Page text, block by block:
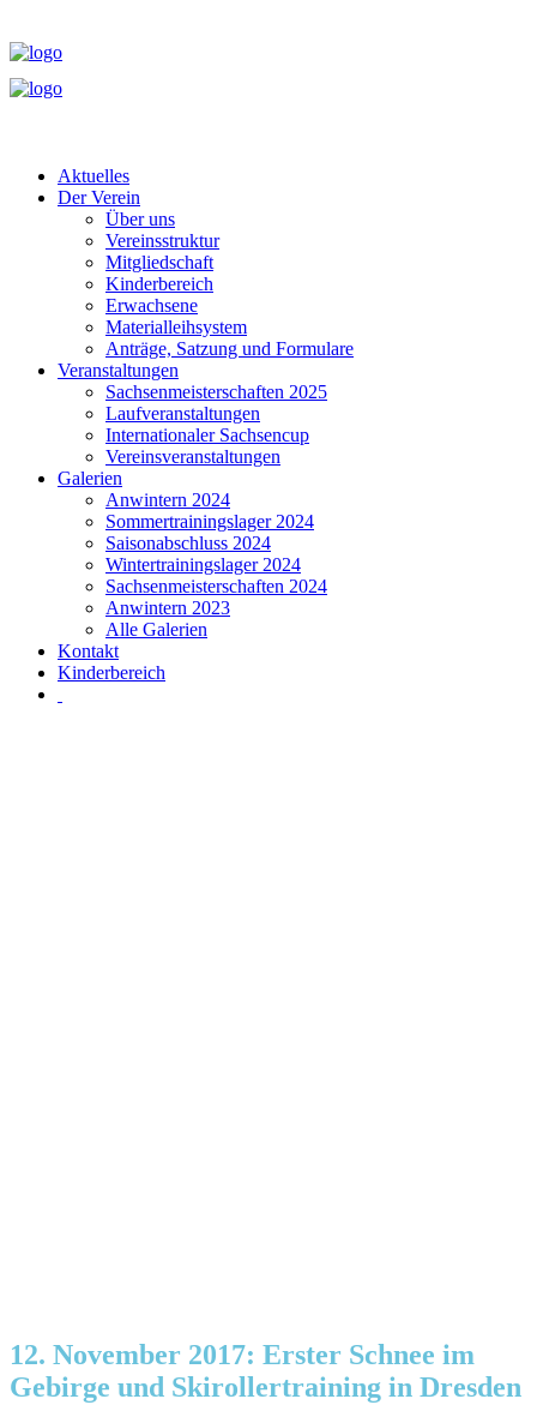
Aktuelles
Der Verein
Über uns
Vereinsstruktur
Mitgliedschaft
Kinderbereich
Erwachsene
Materialleihsystem
Anträge, Satzung und Formulare
Veranstaltungen
Sachsenmeisterschaften 2025
Laufveranstaltungen
Internationaler Sachsencup
Vereinsveranstaltungen
Galerien
Anwintern 2024
Sommertrainingslager 2024
Saisonabschluss 2024
Wintertrainingslager 2024
Sachsenmeisterschaften 2024
Anwintern 2023
Alle Galerien
Kontakt
Kinderbereich
12. November 2017: Erster Schnee im
Gebirge und Skirollertraining in Dresden